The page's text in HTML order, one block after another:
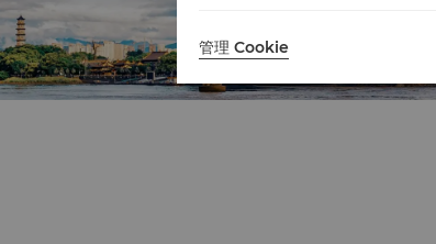
管理 Cookie